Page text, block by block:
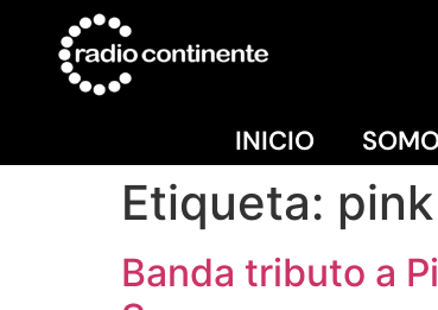
INICIO
Etiqueta:
Banda tributo a